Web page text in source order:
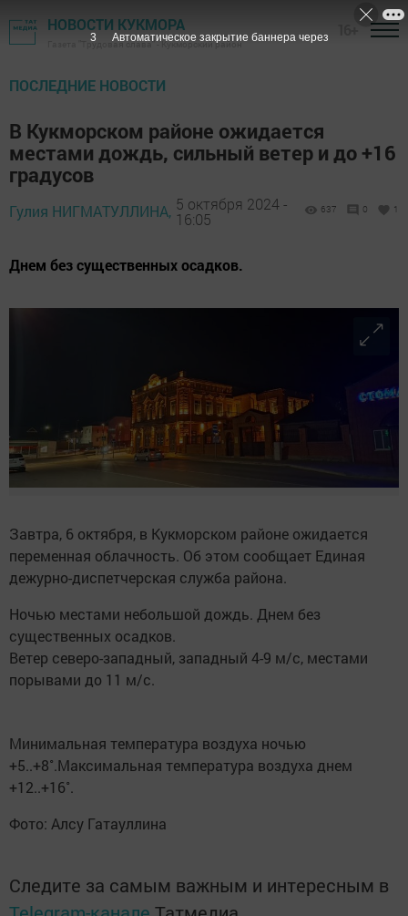
НОВОСТИ КУКМОРА
Газета "Трудовая слава" - Кукморский район
ПОСЛЕДНИЕ НОВОСТИ
В Кукморском районе ожидается
местами дождь, сильный ветер и до +16
градусов
Гулия НИГМАТУЛЛИНА, 5 октября 2024 -
16:05
637 0 1
Днем без существенных осадков.
Завтра, 6 октября, в Кукморском районе ожидается
переменная облачность. Об этом сообщает Единая
дежурно-диспетчерская служба района.
Ночью местами небольшой дождь. Днем без
существенных осадков.
Ветер северо-западный, западный 4-9 м/с, местами
порывами до 11 м/с.
Минимальная температура воздуха ночью
+5..+8˚.Максимальная температура воздуха днем
+12..+16˚.
Фото: Алсу Гатауллина
Следите за самым важным и интересным в
2 Автоматическое закрытие баннера через